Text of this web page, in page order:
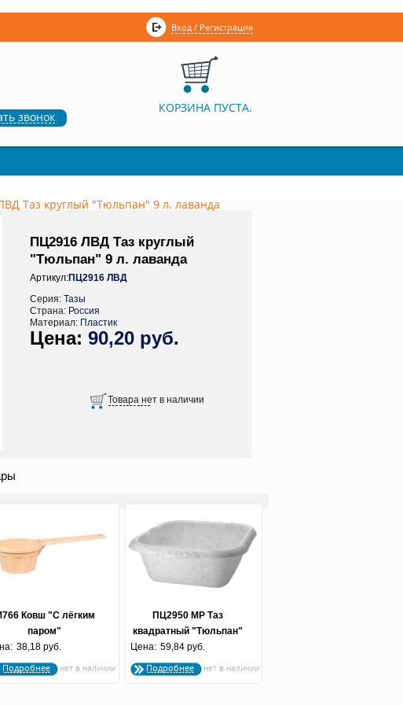
Вход / Регистрация
звонок
КОРЗИНА ПУСТА.
Таз круглый "Тюльпан" 9 л. лаванда
ПЦ2916 ЛВД Таз круглый
"Тюльпан" 9 л. лаванда
Артикул:ПЦ2916 ЛВД
Серия: Тазы
Страна: Россия
Материал: Пластик
90,20 руб.
Ковш "С лёгким
паром"
38,18 руб.
Подробнее
ПЦ2950 МР Таз
квадратный "Тюльпан"
6 л. мраморный
Цена: 59,84 руб.
Подробнее